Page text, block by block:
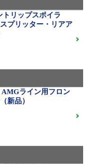
）
210M ミシュランパイロッ
鍛造23インチ W463A G63
リップスポイラ
プリッター・リアア
AMGライン用フロン
新品）